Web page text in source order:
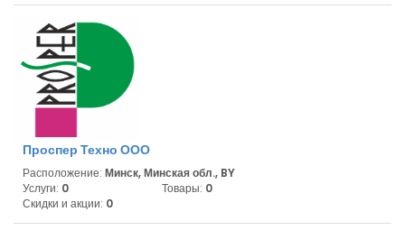
Проспер Техно ООО
Расположение: Минск, Минская обл., BY
Услуги: 0 Товары: 0
Скидки и акции: 0